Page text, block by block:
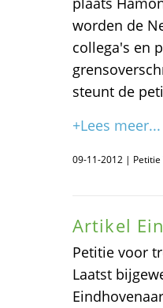
worden de
collega's en
steunt de
+Lees meer...
09-11-2012 | Petitie
Artikel
Petitie voor
Laatst